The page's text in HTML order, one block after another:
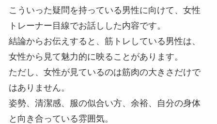
こういった疑問を持っている男性に向けて、女性
トレーナー目線でお話しした内容です。
結論からお伝えすると、筋トレしている男性は、
女性から見て魅力的に映ることがあります。
ただし、女性が見ているのは筋肉の大きさだけで
はありません。
姿勢、清潔感、服の似合い方、余裕、自分の身体
と向き合っている雰囲気。